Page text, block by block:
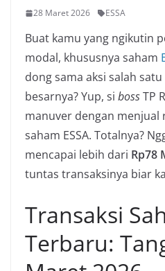
28 Maret 2026 ESSA
Buat kamu yang ngikutin
modal, khususnya saham
dong sama aksi salah
besarnya? Yup, si bossTP
manuver dengan
saham ESSA. Totalnya?
mencapai lebih dari Rp78
tuntas transaksinya biar
Transaksi
Terbaru: